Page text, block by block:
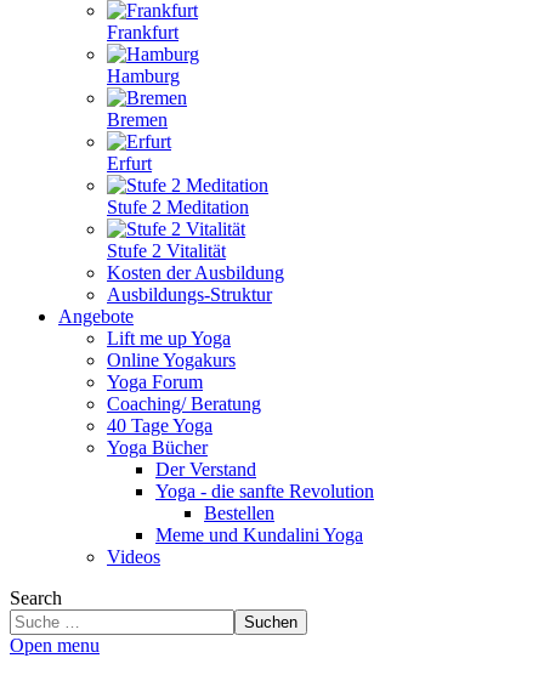
Frankfurt
Hamburg
Bremen
Erfurt
Stufe 2 Meditation
Stufe 2 Vitalität
Kosten der Ausbildung
Ausbildungs-Struktur
Angebote
Lift me up Yoga
Online Yogakurs
Yoga Forum
Coaching/ Beratung
40 Tage Yoga
Yoga Bücher
Der Verstand
Yoga - die sanfte Revolution
Bestellen
Meme und Kundalini Yoga
Videos
Search
Suchen
Open menu